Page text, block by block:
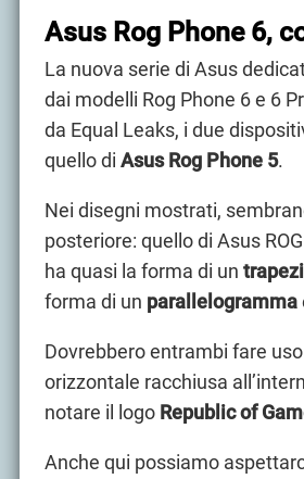
Asus Rog Phone 6,
La nuova serie di Asus
dai modelli Rog Phone 6 e 6
da Equal Leaks, i due
quello di Asus Rog Phone 5.
Nei disegni mostrati,
posteriore: quello di Asus
ha quasi la forma di un
forma di un parallelogramma
Dovrebbero entrambi fare
orizzontale racchiusa
notare il logo Republic of
Anche qui possiamo